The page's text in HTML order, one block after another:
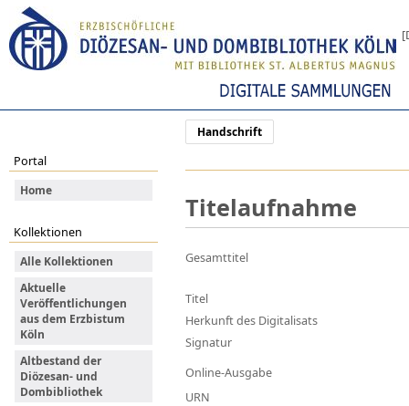
Handschrift
Portal
Home
Kollektionen
Alle Kollektionen
Aktuelle
Veröffentlichungen
aus dem Erzbistum
Köln
Altbestand der
Diözesan- und
Dombibliothek
Titelaufnahme
Gesamttitel
Titel
Herkunft des Digitalisats
Signatur
Online-Ausgabe
URN